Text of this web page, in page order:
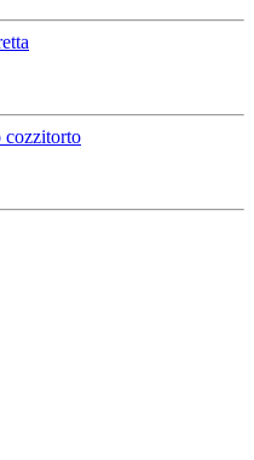
cozzitorto